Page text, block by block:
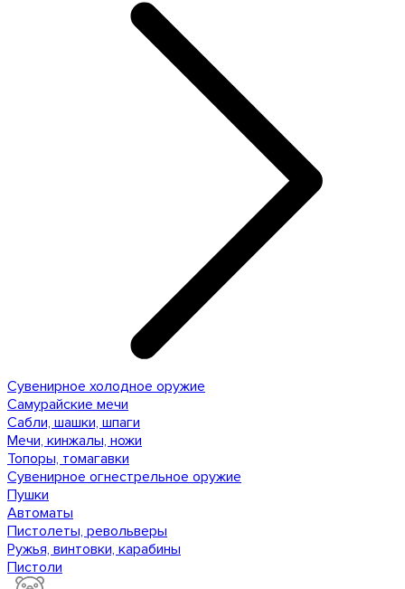
Сувенирное холодное оружие
Самурайские мечи
Сабли, шашки, шпаги
Мечи, кинжалы, ножи
Топоры, томагавки
Сувенирное огнестрельное оружие
Пушки
Автоматы
Пистолеты, револьверы
Ружья, винтовки, карабины
Пистоли